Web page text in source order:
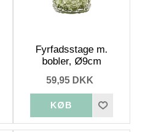
Fyrfadsstage m.
bobler, Ø9cm
59,95 DKK